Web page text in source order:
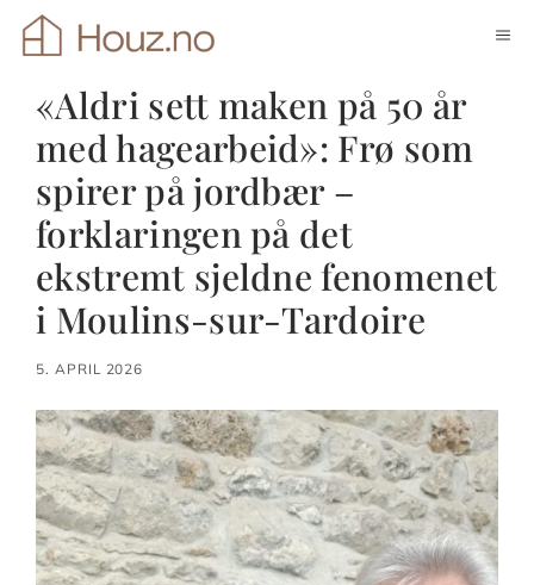
Hopp
«Aldri sett maken på 50 år
med hagearbeid»: Frø som
spirer på jordbær –
forklaringen på det
ekstremt sjeldne fenomenet
i Moulins-sur-Tardoire
5. APRIL 2026